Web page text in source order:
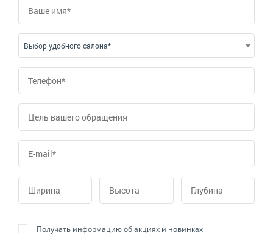
Выбор удобного салона*
Получать информацию об акциях и новинках